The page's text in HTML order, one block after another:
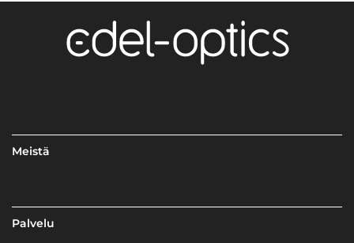
Meistä
Palvelu